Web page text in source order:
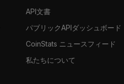
API文書
パブリックAPIダッシュボード
CoinStats ニュースフィード
私たちについて